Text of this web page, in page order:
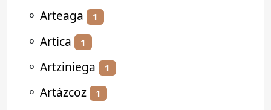
⚬ Arteaga 1
⚬ Artica 1
⚬ Artziniega 1
⚬ Artázcoz 1